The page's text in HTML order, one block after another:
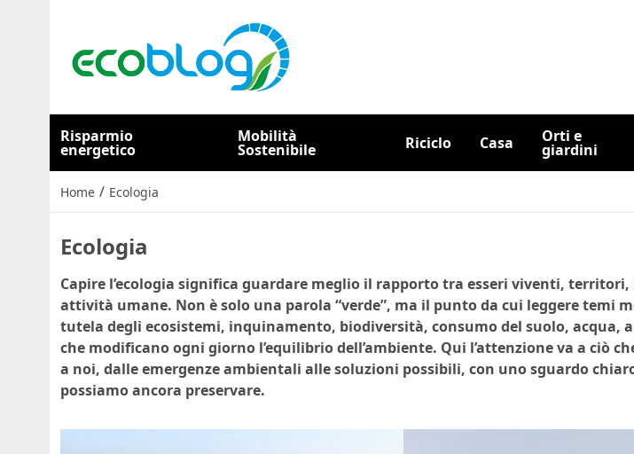
Risparmio
energetico
Mobilità
Sostenibile Riciclo Casa Orti e
giardini
Home / Ecologia
Ecologia
Capire l’ecologia significa guardare meglio il rapporto tra esseri viventi,
attività umane. Non è solo una parola “verde”, ma il punto da cui leggere temi
tutela degli ecosistemi, inquinamento, biodiversità, consumo del suolo, acqua,
che modificano ogni giorno l’equilibrio dell’ambiente. Qui l’attenzione va a ciò
a noi, dalle emergenze ambientali alle soluzioni possibili, con uno sguardo
possiamo ancora preservare.